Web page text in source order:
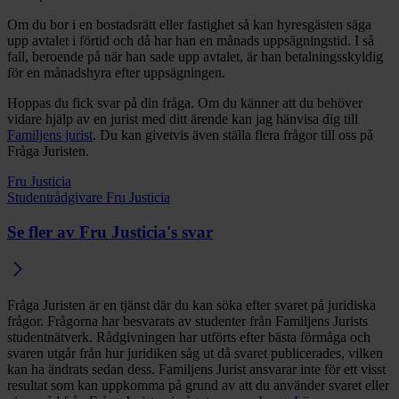
Om du bor i en bostadsrätt eller fastighet så kan hyresgästen säga
upp avtalet i förtid och då har han en månads uppsägningstid. I så
fall, beroende på när han sade upp avtalet, är han betalningsskyldig
för en månadshyra efter uppsägningen.
Hoppas du fick svar på din fråga. Om du känner att du behöver
vidare hjälp av en jurist med ditt ärende kan jag hänvisa dig till
Familjens jurist. Du kan givetvis även ställa flera frågor till oss på
Fråga Juristen.
Fru Justicia
Studentrådgivare Fru Justicia
Se fler av Fru Justicia's svar
Fråga Juristen är en tjänst där du kan söka efter svaret på juridiska
frågor. Frågorna har besvarats av studenter från Familjens Jurists
studentnätverk. Rådgivningen har utförts efter bästa förmåga och
svaren utgår från hur juridiken såg ut då svaret publicerades, vilken
kan ha ändrats sedan dess. Familjens Jurist ansvarar inte för ett visst
resultat som kan uppkomma på grund av att du använder svaret eller